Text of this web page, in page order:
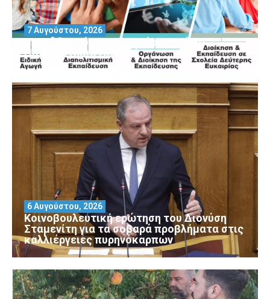
Μοριοδοτούμενα Σεμινάρια από το
Πανεπιστήμιο Πειραιά
7 Αυγούστου, 2026
Κοινοβουλευτική ερώτηση του Διονύση
Σταμενίτη για τα σοβαρά προβλήματα στις
καλλιέργειες πυρηνόκαρπων
6 Αυγούστου, 2026